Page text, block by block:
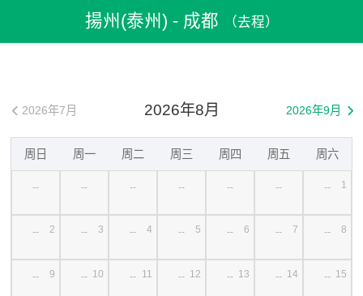
機票預訂 中國機票
揚州(泰州)機票
揚州(泰州)到成都機票揚州(泰州) - 成都 （去程）
2026年8月
 2026年7月 2026年9月 
周日 周一 周二 周三 周四 周五 周六
-- -- -- -- -- -- -- 1
-- 2 -- 3 -- 4 -- 5 -- 6 -- 7 -- 8
-- 9 -- 10 -- 11 -- 12 -- 13 -- 14 -- 15